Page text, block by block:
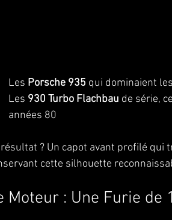
Les Porsche 935 qui dominaient
Les 930 Turbo Flachbau de série,
années 80
? Un capot avant profilé
cette silhouette
Moteur : Une Furie de